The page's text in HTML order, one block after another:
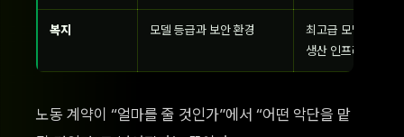
복지 모델 등급과 보안 환경
최고급 모델을 안전
생산 인프라가 된다.
노동 계약이 “얼마를 줄 것인가”에서 “어떤 악단을 맡